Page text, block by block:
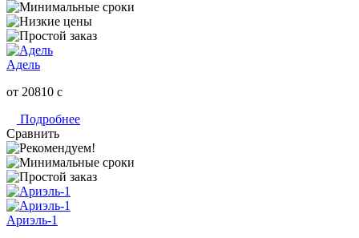
Адель
от 20810 c
Подробнее
Сравнить
Ариэль-1